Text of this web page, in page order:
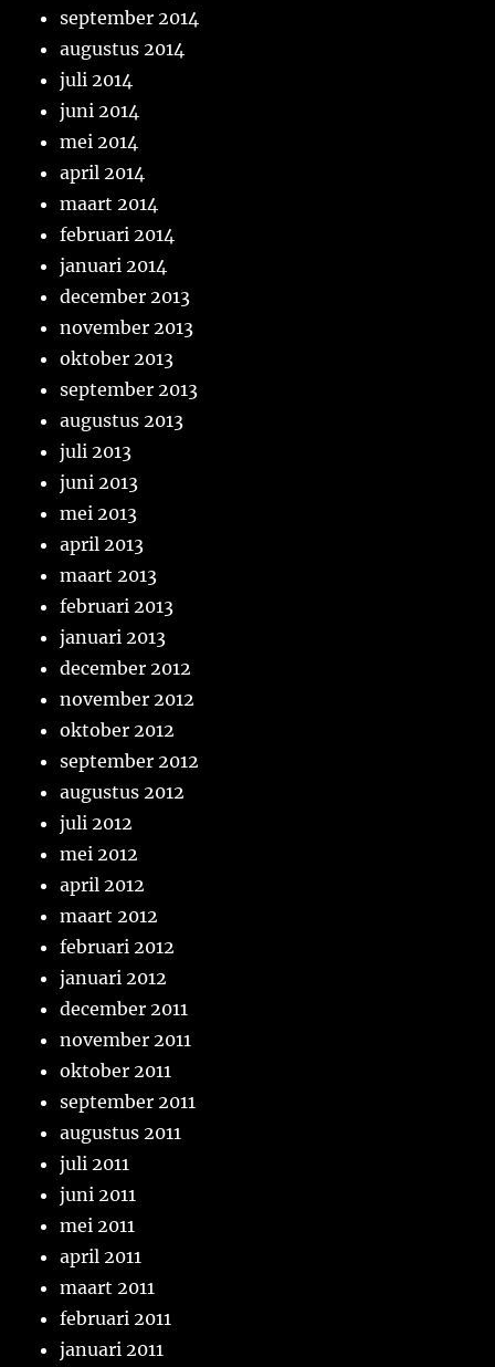
september 2014
augustus 2014
juli 2014
juni 2014
mei 2014
april 2014
maart 2014
februari 2014
januari 2014
december 2013
november 2013
oktober 2013
september 2013
augustus 2013
juli 2013
juni 2013
mei 2013
april 2013
maart 2013
februari 2013
januari 2013
december 2012
november 2012
oktober 2012
september 2012
augustus 2012
juli 2012
mei 2012
april 2012
maart 2012
februari 2012
januari 2012
december 2011
november 2011
oktober 2011
september 2011
augustus 2011
juli 2011
juni 2011
mei 2011
april 2011
maart 2011
februari 2011
januari 2011